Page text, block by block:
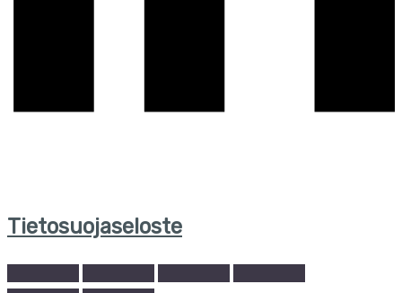
Tietosuojaseloste